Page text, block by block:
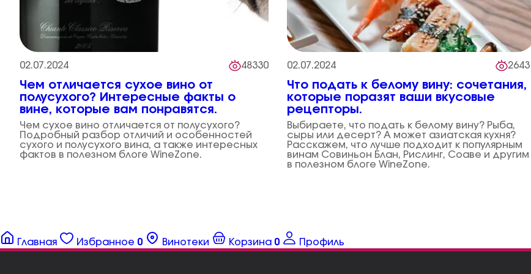
02.07.2024 48330
Чем отличается сухое вино от
полусухого? Интересные факты о
вине, которые вам понравятся.
Чем сухое вино отличается от полусухого?
Подробный разбор отличий и особенностей
сухого и полусухого вина, а также интересных
фактов в полезном блоге WineZone.
02.07.2024
Что подать к белому вину: сочетания,
которые поразят ваши вкусовые
рецепторы.
Выбираете, что подать к белому вину? Рыба,
сыры или десерт? А может азиатская кухня?
Расскажем, что лучше подходит к популярным
винам Совиньон Блан, Рислинг, Соаве и другим
в полезном блоге WineZone.
Главная Избранное 0 Винотеки Корзина 0 Профиль